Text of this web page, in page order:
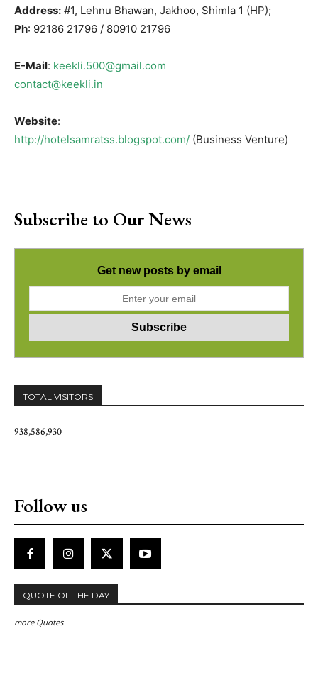
Address: #1, Lehnu Bhawan, Jakhoo, Shimla 1 (HP);
Ph: 92186 21796 / 80910 21796
E-Mail: keekli.500@gmail.com
contact@keekli.in
Website:
http://hotelsamratss.blogspot.com/ (Business Venture)
Subscribe to Our News
Get new posts by email
TOTAL VISITORS
938,586,930
Follow us
QUOTE OF THE DAY
more Quotes